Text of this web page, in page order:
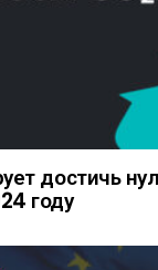
достичь
году